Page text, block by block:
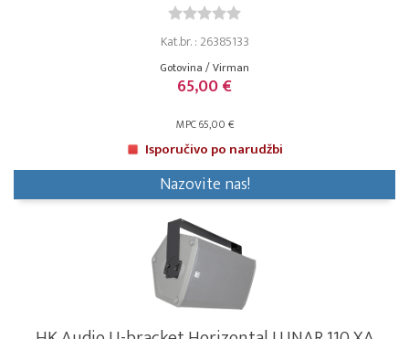
Kat.br. : 26385133
Gotovina / Virman
65,00 €
MPC 65,00 €
Isporučivo po narudžbi
Nazovite nas!